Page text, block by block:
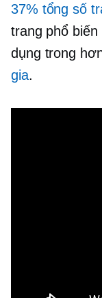
37% tổng số
trang phổ
dụng trong
gia.